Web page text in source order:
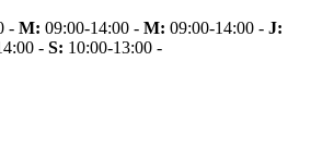
- M: 09:00-14:00 - M: 09:00-14:00 - J:
- S: 10:00-13:00 -